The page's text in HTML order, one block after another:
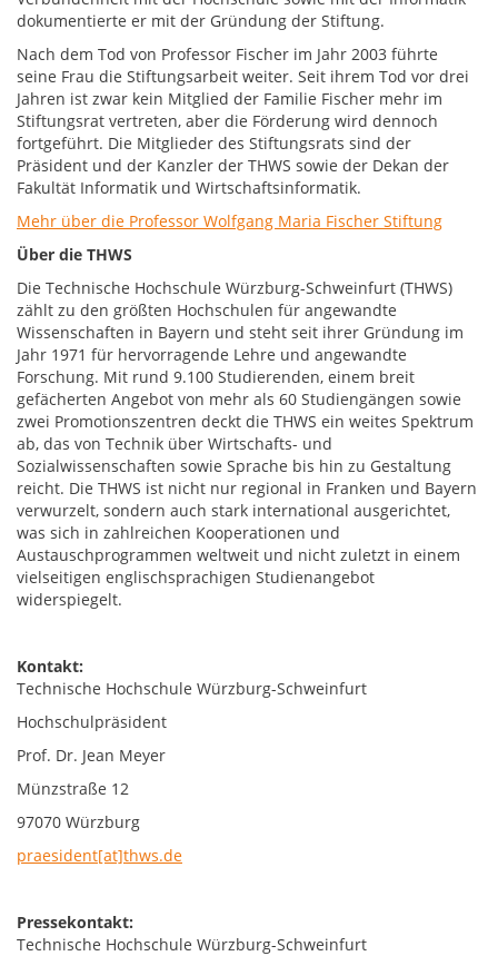
dokumentierte er mit der Gründung der Stiftung.
Nach dem Tod von Professor Fischer im Jahr 2003 führte
seine Frau die Stiftungsarbeit weiter. Seit ihrem Tod vor drei
Jahren ist zwar kein Mitglied der Familie Fischer mehr im
Stiftungsrat vertreten, aber die Förderung wird dennoch
fortgeführt. Die Mitglieder des Stiftungsrats sind der
Präsident und der Kanzler der THWS sowie der Dekan der
Fakultät Informatik und Wirtschaftsinformatik.
Mehr über die Professor Wolfgang Maria Fischer Stiftung
Über die THWS
Die Technische Hochschule Würzburg-Schweinfurt (THWS)
zählt zu den größten Hochschulen für angewandte
Wissenschaften in Bayern und steht seit ihrer Gründung im
Jahr 1971 für hervorragende Lehre und angewandte
Forschung. Mit rund 9.100 Studierenden, einem breit
gefächerten Angebot von mehr als 60 Studiengängen sowie
zwei Promotionszentren deckt die THWS ein weites Spektrum
ab, das von Technik über Wirtschafts- und
Sozialwissenschaften sowie Sprache bis hin zu Gestaltung
reicht. Die THWS ist nicht nur regional in Franken und Bayern
verwurzelt, sondern auch stark international ausgerichtet,
was sich in zahlreichen Kooperationen und
Austauschprogrammen weltweit und nicht zuletzt in einem
vielseitigen englischsprachigen Studienangebot
widerspiegelt.
Kontakt:
Technische Hochschule Würzburg-Schweinfurt
Hochschulpräsident
Prof. Dr. Jean Meyer
Münzstraße 12
97070 Würzburg
praesident[at]thws.de
Pressekontakt:
Technische Hochschule Würzburg-Schweinfurt